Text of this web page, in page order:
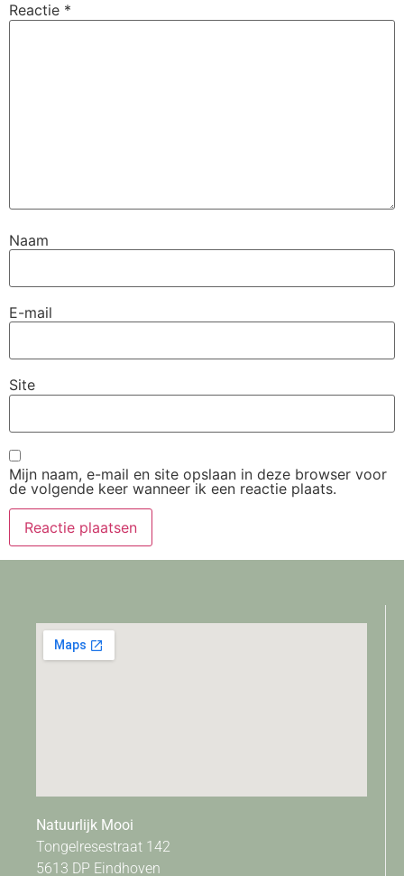
Reactie *
Naam
E-mail
Site
Mijn naam, e-mail en site opslaan in deze browser voor
de volgende keer wanneer ik een reactie plaats.
Natuurlijk Mooi
Tongelresestraat 142
5613 DP Eindhoven